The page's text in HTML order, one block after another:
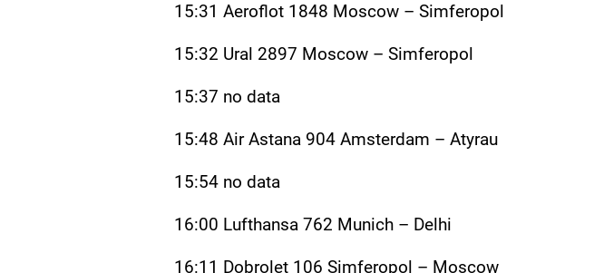
15:31 Aeroflot 1848 Moscow – Simferopol
15:32 Ural 2897 Moscow – Simferopol
15:37 no data
15:48 Air Astana 904 Amsterdam – Atyrau
15:54 no data
16:00 Lufthansa 762 Munich – Delhi
16:11 Dobrolet 106 Simferopol – Moscow